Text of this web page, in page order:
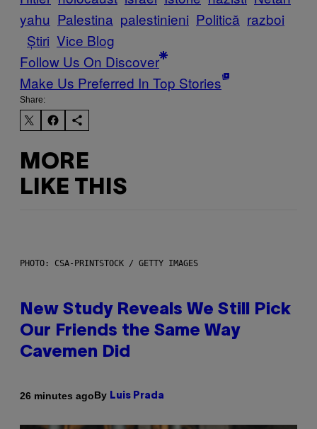
yahu Palestina palestinieni Politică razboi
Știri Vice Blog
Follow Us On Discover
Make Us Preferred In Top Stories
Share:
MORE
LIKE THIS
PHOTO: CSA-PRINTSTOCK / GETTY IMAGES
New Study Reveals We Still Pick
Our Friends the Same Way
Cavemen Did
26 minutes agoBy Luis Prada